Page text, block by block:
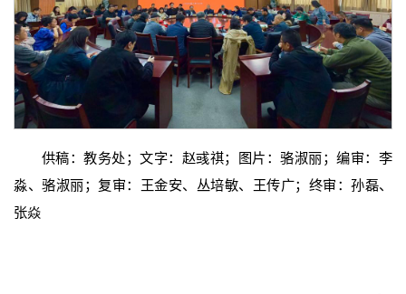
供稿：教务处；文字：赵彧祺；图片：骆淑丽；编审：李
淼、骆淑丽；复审：王金安、丛培敏、王传广；终审：孙磊、
张焱